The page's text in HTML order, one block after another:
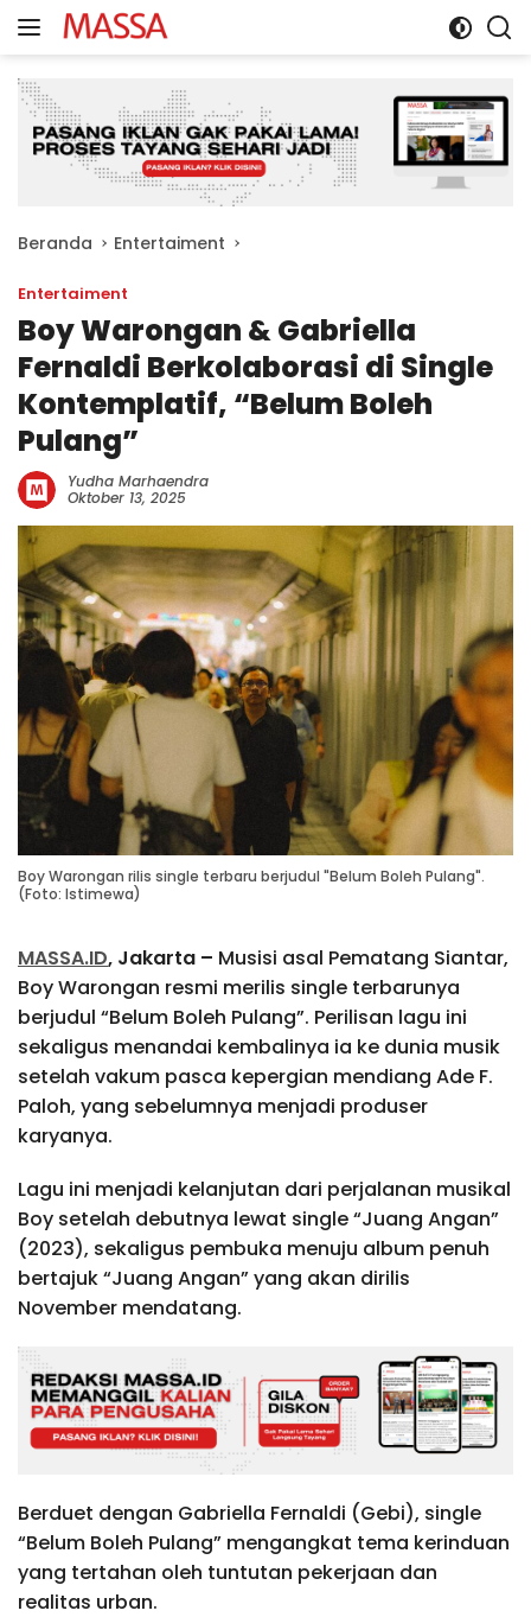
Langsung
ke
Beranda Entertaiment
Entertaiment
Boy Warongan & Gabriella
Fernaldi Berkolaborasi di Single
Kontemplatif, “Belum Boleh
Pulang”
Yudha Marhaendra
Oktober 13, 2025
Boy Warongan rilis single terbaru berjudul "Belum Boleh Pulang".
(Foto: Istimewa)
MASSA.ID, Jakarta – Musisi asal Pematang Siantar,
Boy Warongan resmi merilis single terbarunya
berjudul “Belum Boleh Pulang”. Perilisan lagu ini
sekaligus menandai kembalinya ia ke dunia musik
setelah vakum pasca kepergian mendiang Ade F.
Paloh, yang sebelumnya menjadi produser
karyanya.
Lagu ini menjadi kelanjutan dari perjalanan musikal
Boy setelah debutnya lewat single “Juang Angan”
(2023), sekaligus pembuka menuju album penuh
bertajuk “Juang Angan” yang akan dirilis
November mendatang.
Berduet dengan Gabriella Fernaldi (Gebi), single
“Belum Boleh Pulang” mengangkat tema kerinduan
yang tertahan oleh tuntutan pekerjaan dan
realitas urban.